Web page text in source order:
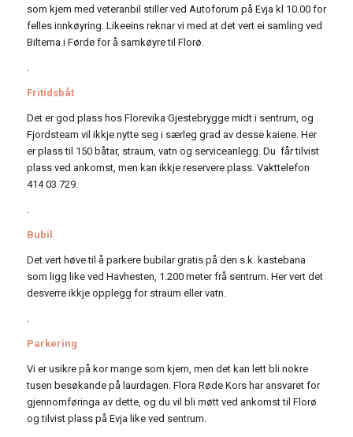
som kjem med veteranbil stiller ved Autoforum på Evja kl 10.00 for
felles innkøyring. Likeeins reknar vi med at det vert ei samling ved
Biltema i Førde for å samkøyre til Florø.
Fritidsbåt
Det er god plass hos Florevika Gjestebrygge midt i sentrum, og
Fjordsteam vil ikkje nytte seg i særleg grad av desse kaiene. Her
er plass til 150 båtar, straum, vatn og serviceanlegg. Du får tilvist
plass ved ankomst, men kan ikkje reservere plass. Vakttelefon
414 03 729.
.
Bubil
Det vert høve til å parkere bubilar gratis på den s.k. kastebana
som ligg like ved Havhesten, 1.200 meter frå sentrum. Her vert det
desverre ikkje opplegg for straum eller vatn.
.
Parkering
Vi er usikre på kor mange som kjem, men det kan lett bli nokre
tusen besøkande på laurdagen. Flora Røde Kors har ansvaret for
gjennomføringa av dette, og du vil bli møtt ved ankomst til Florø
og tilvist plass på Evja like ved sentrum.